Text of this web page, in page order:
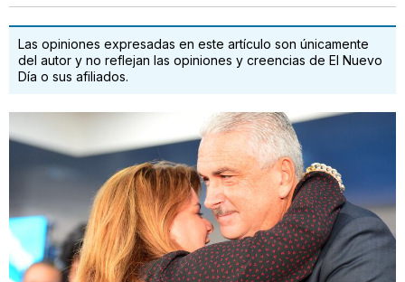
Las opiniones expresadas en este artículo son únicamente
del autor y no reflejan las opiniones y creencias de El Nuevo
Día o sus afiliados.